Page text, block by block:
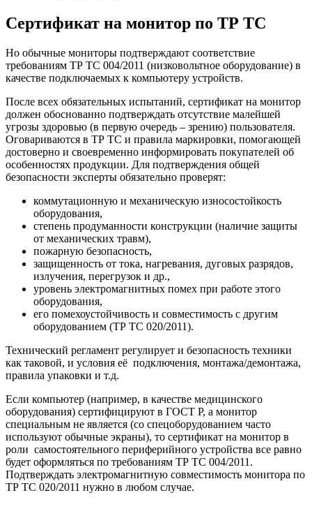
Сертификат на монитор по ТР ТС
Но обычные мониторы подтверждают соответствие
требованиям ТР ТС 004/2011 (низковольтное оборудование) в
качестве подключаемых к компьютеру устройств.
После всех обязательных испытаний, сертификат на монитор
должен обоснованно подтверждать отсутствие малейшей
угрозы здоровью (в первую очередь – зрению) пользователя.
Оговариваются в ТР ТС и правила маркировки, помогающей
достоверно и своевременно информировать покупателей об
особенностях продукции. Для подтверждения общей
безопасности эксперты обязательно проверят:
коммутационную и механическую износостойкость
оборудования,
степень продуманности конструкции (наличие защиты
от механических травм),
пожарную безопасность,
защищенность от тока, нагревания, дуговых разрядов,
излучения, перегрузок и др.,
уровень электромагнитных помех при работе этого
оборудования,
его помехоустойчивость и совместимость с другим
оборудованием (ТР ТС 020/2011).
Технический регламент регулирует и безопасность техники
как таковой, и условия её подключения, монтажа/демонтажа,
правила упаковки и т.д.
Если компьютер (например, в качестве медицинского
оборудования) сертифицируют в ГОСТ Р, а монитор
специальным не является (со спецоборудованием часто
используют обычные экраны), то сертификат на монитор в
роли самостоятельного периферийного устройства все равно
будет оформляться по требованиям ТР ТС 004/2011.
Подтверждать электромагнитную совместимость монитора по
ТР ТС 020/2011 нужно в любом случае.